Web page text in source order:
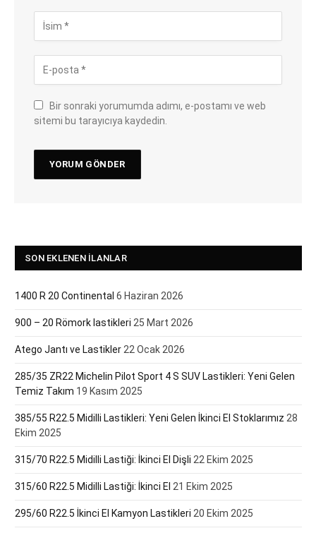
Bir sonraki yorumumda adımı, e-postamı ve web
sitemi bu tarayıcıya kaydedin.
SON EKLENEN İLANLAR
1400 R 20 Continental 6 Haziran 2026
900 – 20 Römork lastikleri 25 Mart 2026
Atego Jantı ve Lastikler 22 Ocak 2026
285/35 ZR22 Michelin Pilot Sport 4 S SUV Lastikleri: Yeni Gelen
Temiz Takım 19 Kasım 2025
385/55 R22.5 Midilli Lastikleri: Yeni Gelen İkinci El Stoklarımız 28
Ekim 2025
315/70 R22.5 Midilli Lastiği: İkinci El Dişli 22 Ekim 2025
315/60 R22.5 Midilli Lastiği: İkinci El 21 Ekim 2025
295/60 R22.5 İkinci El Kamyon Lastikleri 20 Ekim 2025